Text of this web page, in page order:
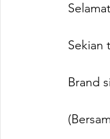
Sekian
Brand